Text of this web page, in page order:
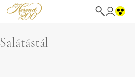
Salátástál